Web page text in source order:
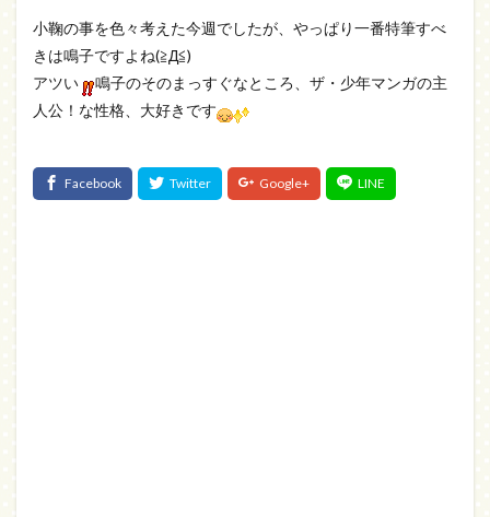
小鞠の事を色々考えた今週でしたが、やっぱり一番特筆すべ
きは鳴子ですよね(≧Д≦)
アツい
鳴子のそのまっすぐなところ、ザ・少年マンガの主
人公！な性格、大好きです